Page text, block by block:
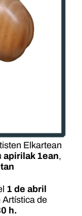
Elkartean
apirilak 1ean,
1 de abril
Artística de
h.